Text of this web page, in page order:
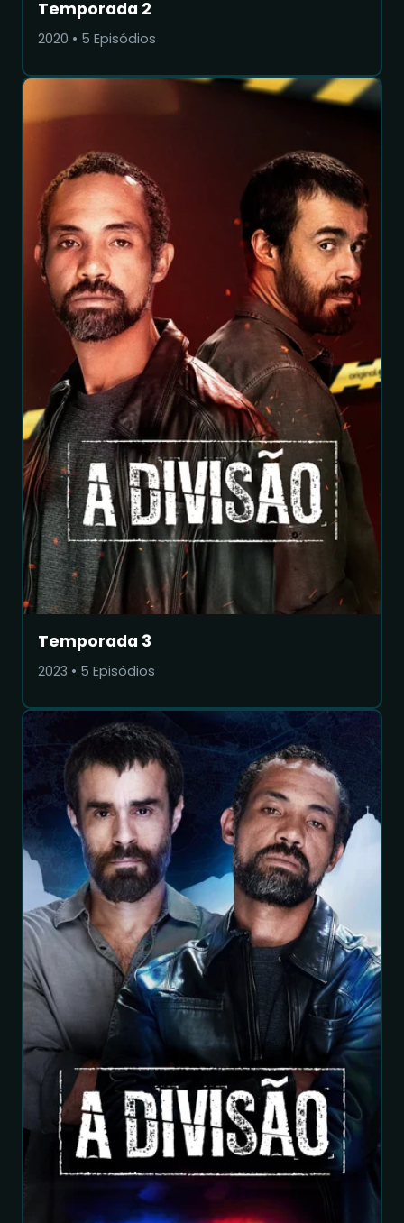
Temporada 2
2020 • 5 Episódios
Temporada 3
2023 • 5 Episódios